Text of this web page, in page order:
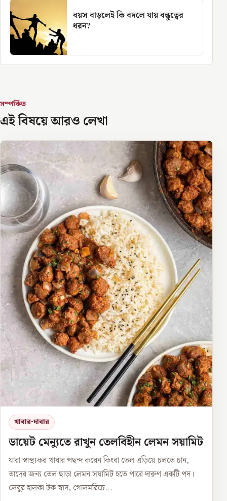
বয়স বাড়লেই কি বদলে যায় বন্ধুত্বের
ধরন?
সম্পর্কিত
এই বিষয়ে আরও লেখা
খাবার-দাবার
ডায়েট মেন্যুতে রাখুন তেলবিহীন লেমন সয়ামিট
যারা স্বাস্থ্যকর খাবার পছন্দ করেন কিংবা তেল এড়িয়ে চলতে চান,
তাদের জন্য তেল ছাড়া লেমন সয়ামিট হতে পারে দারুণ একটি পদ।
লেবুর হালকা টক স্বাদ, গোলমরিচে...